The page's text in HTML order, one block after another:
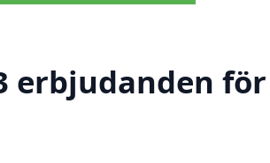
erbjudanden